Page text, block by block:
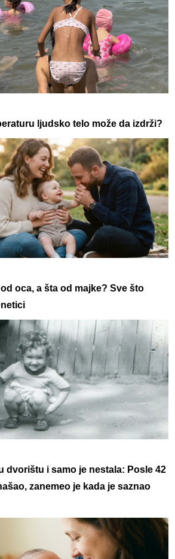
ljudsko telo može da izdrži?
oca, a šta od majke? Sve što
dvorištu i samo je nestala: Posle 42
zanemeo je kada je saznao